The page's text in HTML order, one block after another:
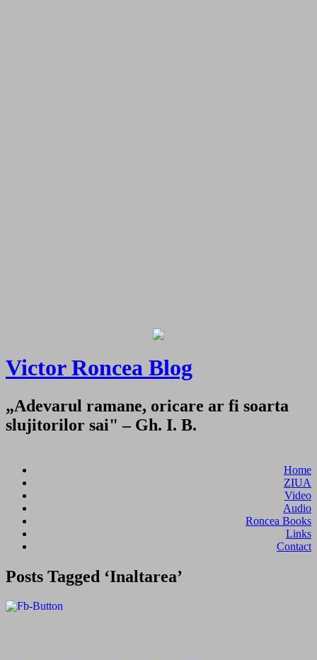
Victor Roncea Blog
„Adevarul ramane, oricare ar fi soarta
slujitorilor sai" – Gh. I. B.
Home
ZIUA
Video
Audio
Roncea Books
Links
Contact
Posts Tagged ‘Inaltarea’